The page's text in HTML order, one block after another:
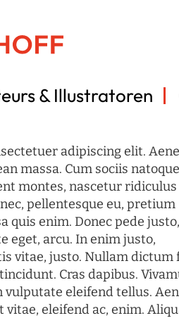
& Illustratoren
adipiscing elit.
massa. Cum sociis natoque
montes, nascetur ridiculus
pellentesque eu, pretium
quis enim. Donec pede justo,
eget, arcu. In enim justo,
vitae, justo. Nullam dictum
Cras dapibus.
eleifend tellus.
eleifend ac, enim.